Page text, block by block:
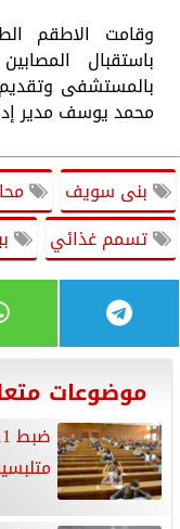
وقامت الاطقم
باستقبال
بالمستشفى
محمد يوسف مدير
بنى سويف
تسمم غذائي
موضوعات